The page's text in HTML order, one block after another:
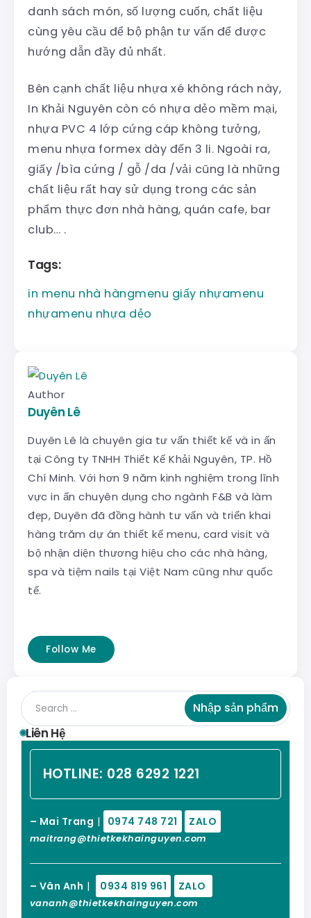
danh sách món, số lượng cuốn, chất liệu
cùng yêu cầu để bộ phận tư vấn để được
hướng dẫn đầy đủ nhất.
Bên cạnh chất liệu nhựa xé không rách này,
In Khải Nguyên còn có nhựa dẻo mềm mại,
nhựa PVC 4 lớp cứng cáp không tưởng,
menu nhựa formex dày đến 3 li. Ngoài ra,
giấy /bìa cứng / gỗ /da /vải cũng là những
chất liệu rất hay sử dụng trong các sản
phẩm thực đơn nhà hàng, quán cafe, bar
club… .
Tags:
in menu nhà hàngmenu giấy nhựamenu
nhựamenu nhựa dẻo
Author
Duyên Lê
Duyên Lê là chuyên gia tư vấn thiết kế và in ấn
tại Công ty TNHH Thiết Kế Khải Nguyên, TP. Hồ
Chí Minh. Với hơn 9 năm kinh nghiệm trong lĩnh
vực in ấn chuyên dụng cho ngành F&B và làm
đẹp, Duyên đã đồng hành tư vấn và triển khai
hàng trăm dự án thiết kế menu, card visit và
bộ nhận diện thương hiệu cho các nhà hàng,
spa và tiệm nails tại Việt Nam cũng như quốc
tế.
Follow Me
Nhập sản phẩm
Liên Hệ
HOTLINE: 028 6292 1221
– Mai Trang | 0974 748 721 ZALO
maitrang@thietkekhainguyen.com
– Vân Anh | 0934 819 961 ZALO
vananh@thietkekhainguyen.com